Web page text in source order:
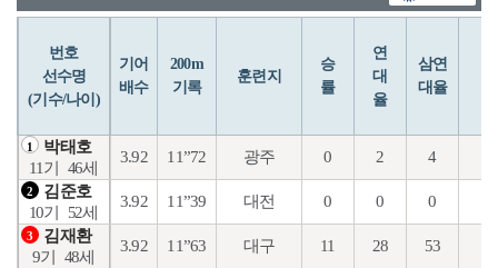
번호
선수명
(기수/나이)
기어
배수
200m
기록
훈련지
승
률
연
대
율
삼연
대율
1
박태호
11기
46세
3.92 11”72 광주 0 2 4
2
김준호
10기
52세
3.92 11”39 대전 0 0 0
3
김재환
9기
48세
3.92 11”63 대구 11 28 53